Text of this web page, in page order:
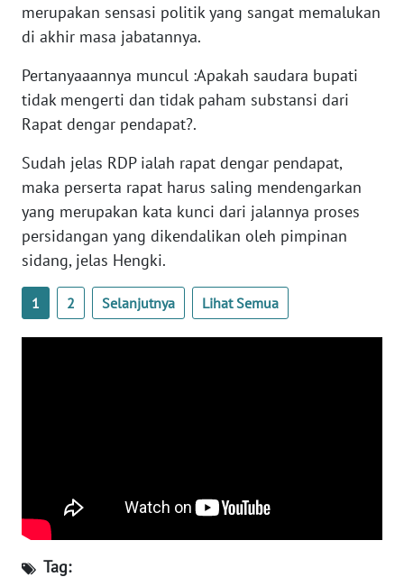
merupakan sensasi politik yang sangat memalukan
di akhir masa jabatannya.
Pertanyaaannya muncul :Apakah saudara bupati
tidak mengerti dan tidak paham substansi dari
Rapat dengar pendapat?.
Sudah jelas RDP ialah rapat dengar pendapat,
maka perserta rapat harus saling mendengarkan
yang merupakan kata kunci dari jalannya proses
persidangan yang dikendalikan oleh pimpinan
sidang, jelas Hengki.
1 2 Selanjutnya Lihat Semua
Tag:
WN
SULTRA
WN
WN
SULTENG
WN
SULBAR
WN
BABEL
BENGKULU
WN